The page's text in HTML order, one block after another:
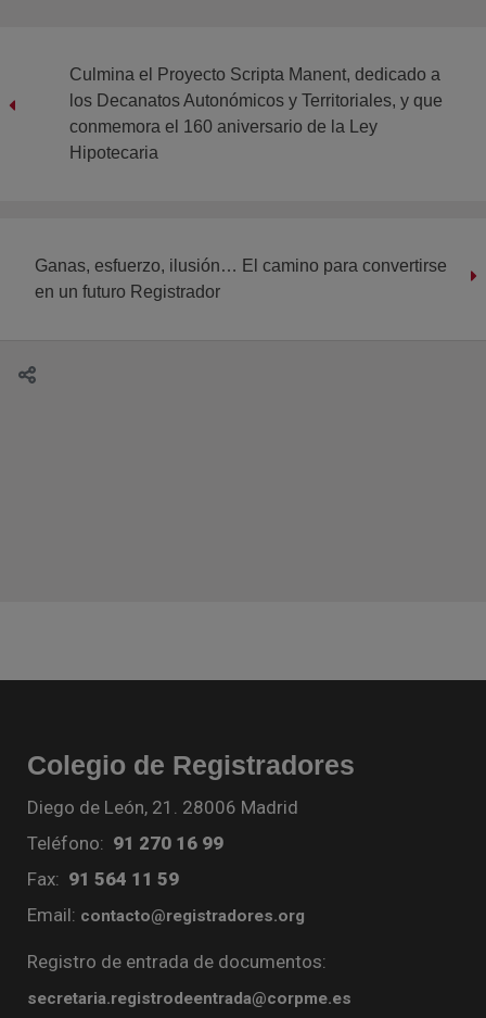
Culmina el Proyecto Scripta Manent, dedicado a
los Decanatos Autonómicos y Territoriales, y que
conmemora el 160 aniversario de la Ley
Hipotecaria
Ganas, esfuerzo, ilusión… El camino para convertirse
en un futuro Registrador
Colegio de Registradores
Diego de León, 21. 28006 Madrid
Teléfono: 91 270 16 99
Fax: 91 564 11 59
Email: contacto@registradores.org
Registro de entrada de documentos:
secretaria.registrodeentrada@corpme.es